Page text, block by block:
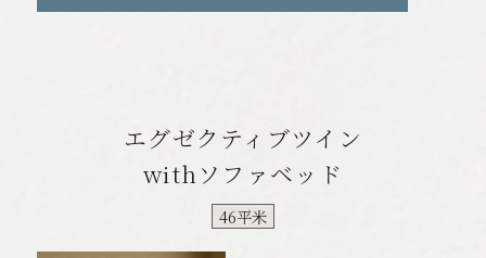
エグゼクティブツイン
withソファベッド
46平米